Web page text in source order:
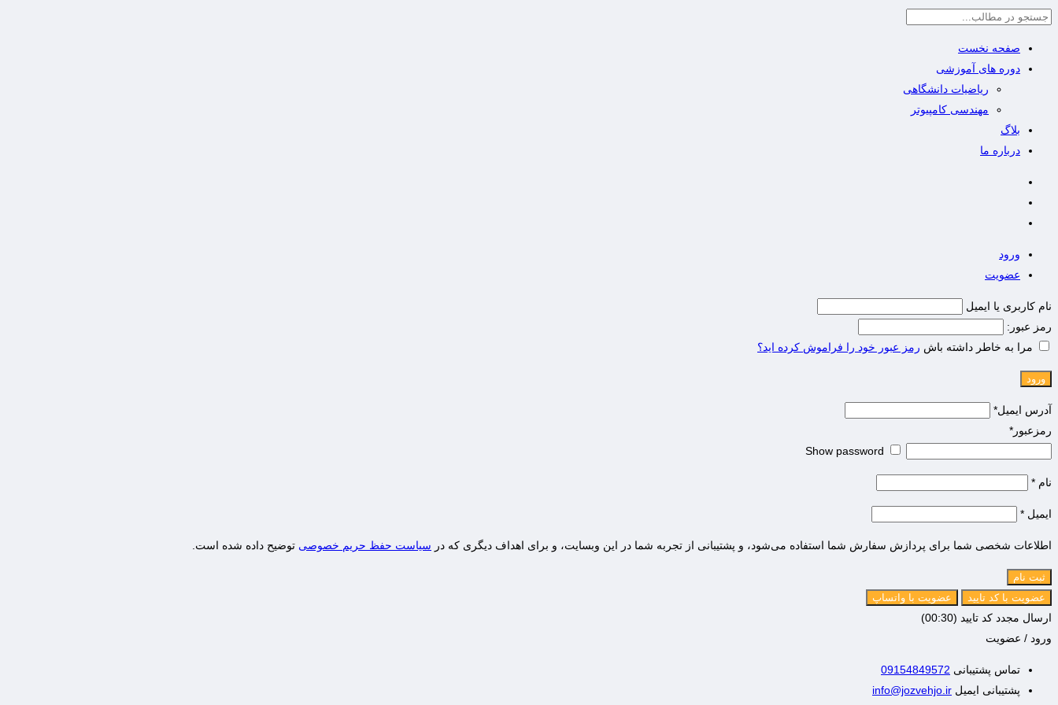
صفحه نخست
دوره های آموزشی
ریاضیات دانشگاهی
مهندسی کامپیوتر
بلاگ
درباره ما
ورود
عضویت
نام کاربری یا ایمیل
رمز عبور:
مرا به خاطر داشته باش رمز عبور خود را فراموش کرده اید؟
آدرس ایمیل*
رمزعبور *
Show password
نام *
ایمیل *
اطلاعات شخصی شما برای پردازش سفارش شما استفاده می‌شود، و پشتیبانی از تجربه شما در این وبسایت، و برای اهداف دیگری که در سیاست حفظ حریم خصوصی توضیح داده شده است.
ثبت نام
ارسال مجدد کد تایید (00:
30
)
ورود / عضویت
تماس پشتیبانی 09154849572
پشتیبانی ایمیل info@jozvehjo.ir